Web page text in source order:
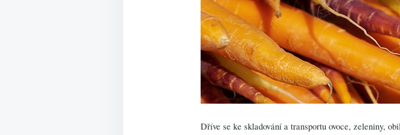
Dříve se ke skladování a transportu ovoce, zeleniny,